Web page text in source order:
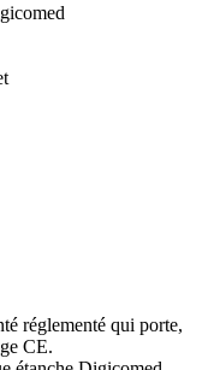
réglementé qui porte,
CE.